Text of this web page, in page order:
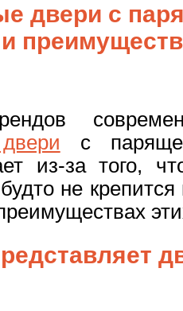
двери с
с
из-за того,
не